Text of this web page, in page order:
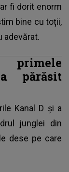
fi dorit enorm
bine cu toții,
adevărat.
primele
părăsit
Kanal D și a
junglei din
dese pe care